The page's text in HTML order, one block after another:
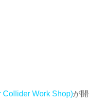
Collider Work Shop)が